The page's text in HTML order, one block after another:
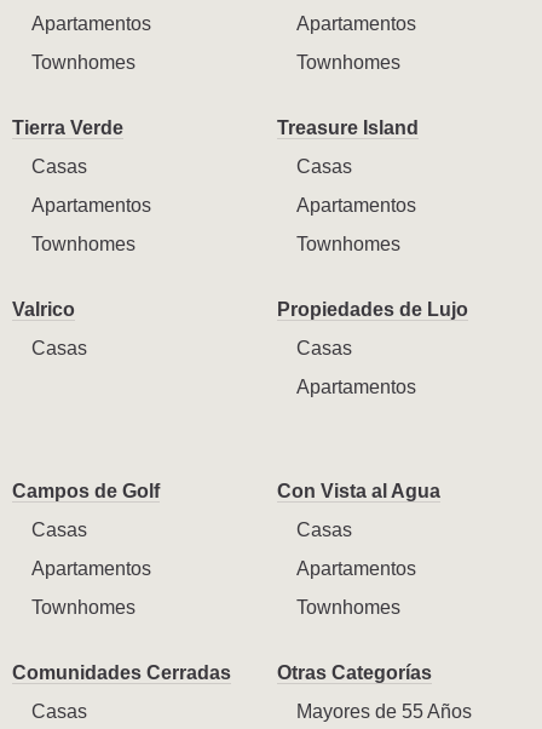
Apartamentos
Townhomes
Apartamentos
Townhomes
Tierra Verde
Casas
Apartamentos
Townhomes
Treasure Island
Casas
Apartamentos
Townhomes
Valrico
Casas
Propiedades de Lujo
Casas
Apartamentos
Campos de Golf
Casas
Apartamentos
Townhomes
Con Vista al Agua
Casas
Apartamentos
Townhomes
Comunidades Cerradas
Casas
Otras Categorías
Mayores de 55 Años